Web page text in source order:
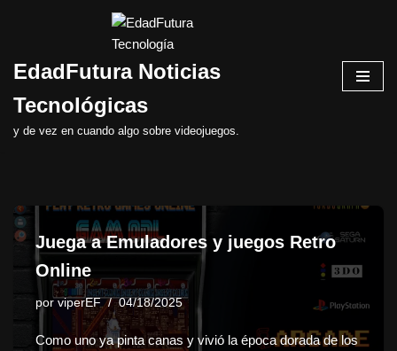
al
EdadFutura Noticias
Tecnológicas
y de vez en cuando algo sobre videojuegos.
Juega a Emuladores y juegos Retro
Online
porviperEF 04/18/2025
Como uno ya pinta canas y vivió la época dorada de los